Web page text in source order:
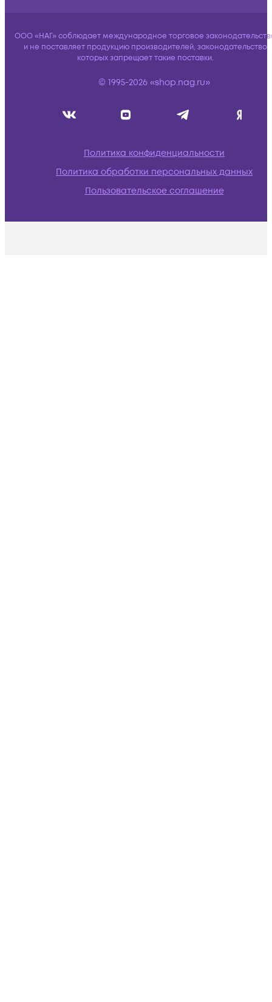
ООО «НАГ» соблюдает международное торговое
и не поставляет продукцию производителей, законодательство
которых запрещает такие поставки.
© 1995-2026 «shop.nag.ru»
Политика конфиденциальности
Политика обработки персональных данных
Пользовательское соглашение